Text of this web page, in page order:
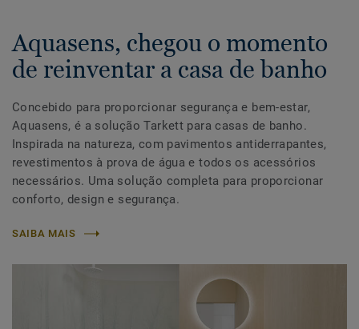
Aquasens, chegou o momento
de reinventar a casa de banho
Concebido para proporcionar segurança e bem-estar,
Aquasens, é a solução Tarkett para casas de banho.
Inspirada na natureza, com pavimentos antiderrapantes,
revestimentos à prova de água e todos os acessórios
necessários. Uma solução completa para proporcionar
conforto, design e segurança.
SAIBA MAIS